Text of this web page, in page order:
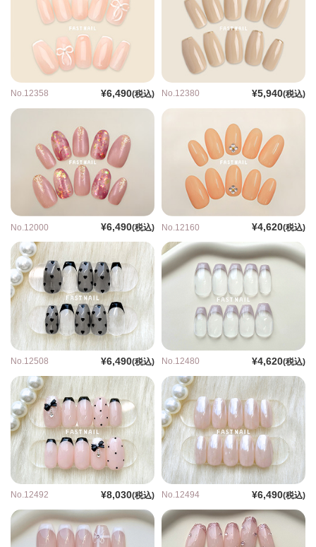
No.12358 ¥6,490(税込) No.12380 ¥5,940(税込)
No.12000 ¥6,490(税込) No.12160 ¥4,620(税込)
No.12508 ¥6,490(税込) No.12480 ¥4,620(税込)
No.12492 ¥8,030(税込) No.12494 ¥6,490(税込)